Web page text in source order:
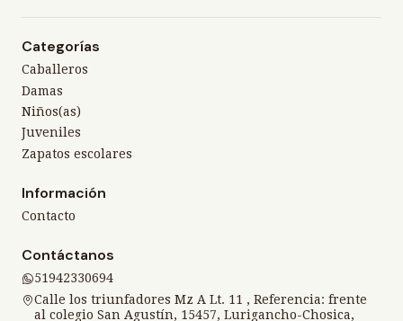
Categorías
Caballeros
Damas
Niños(as)
Juveniles
Zapatos escolares
Información
Contacto
Contáctanos
51942330694
Calle los triunfadores Mz A Lt. 11 , Referencia: frente
al colegio San Agustín, 15457, Lurigancho-Chosica,